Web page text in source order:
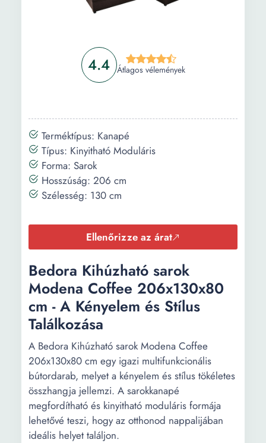
98 x 153
4.4 Átlagos vélemények
Terméktípus: Kanapé
Típus: Kinyitható Moduláris
Forma: Sarok
Hosszúság: 206 cm
Szélesség: 130 cm
Ellenőrizze az árat
Bedora Kihúzható sarok
Modena Coffee 206x130x80
cm - A Kényelem és Stílus
Találkozása
A Bedora Kihúzható sarok Modena Coffee
206x130x80 cm egy igazi multifunkcionális
bútordarab, melyet a kényelem és stílus tökéletes
összhangja jellemzi. A sarokkanapé
megfordítható és kinyitható moduláris formája
lehetővé teszi, hogy az otthonod nappalijában
ideális helyet találjon.